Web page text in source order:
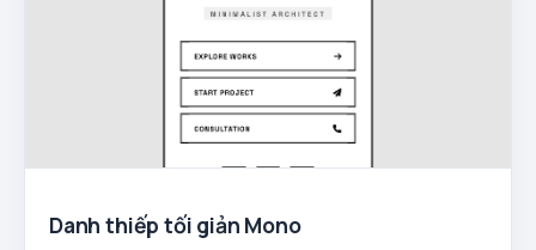
Danh thiếp tối giản Mono